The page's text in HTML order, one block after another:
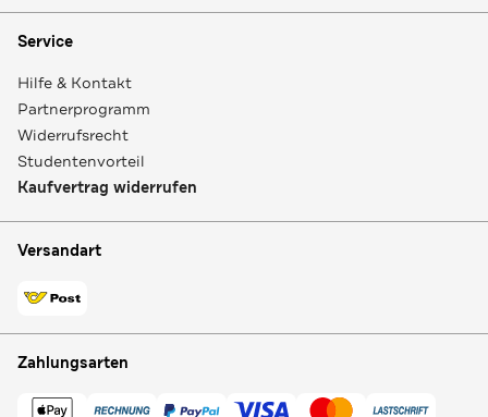
Service
Hilfe & Kontakt
Partnerprogramm
Widerrufsrecht
Studentenvorteil
Kaufvertrag widerrufen
Versandart
Zahlungsarten